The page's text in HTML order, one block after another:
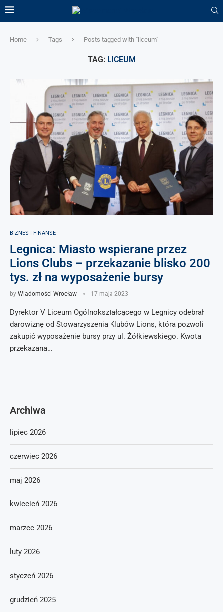
Home Tags Posts tagged with "liceum"
TAG: LICEUM
BIZNES I FINANSE
Legnica: Miasto wspierane przez
Lions Clubs – przekazanie blisko 200
tys. zł na wyposażenie bursy
by Wiadomości Wrocław 17 maja 2023
Dyrektor V Liceum Ogólnokształcącego w Legnicy odebrał
darowiznę od Stowarzyszenia Klubów Lions, która pozwoli
zakupić wyposażenie bursy przy ul. Żółkiewskiego. Kwota
przekazana…
Archiwa
lipiec 2026
czerwiec 2026
maj 2026
kwiecień 2026
marzec 2026
luty 2026
styczeń 2026
grudzień 2025